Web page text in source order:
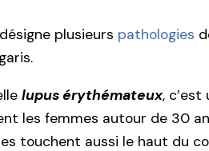
désigne plusieurs pathologies
lupus érythémateux,
les femmes autour de 30
touchent aussi le haut du